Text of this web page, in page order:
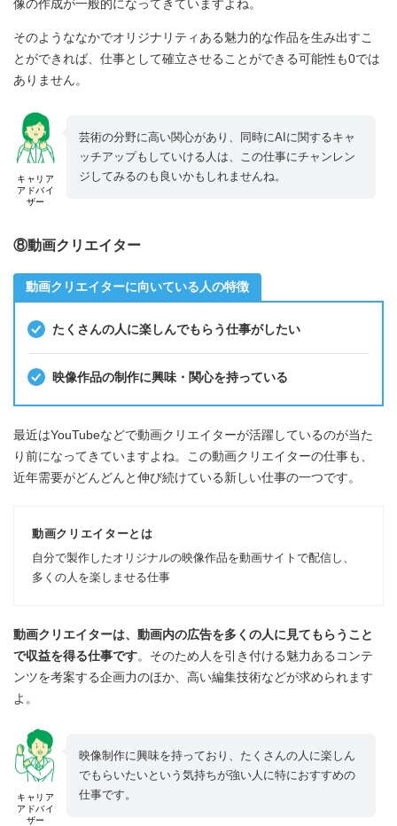
像の作成が一般的になってきていますよね。
そのようななかでオリジナリティある魅力的な作品を生み出すこ
とができれば、仕事として確立させることができる可能性も0では
ありません。
キャリア
アドバイ
ザー
芸術の分野に高い関心があり、同時にAIに関するキャ
ッチアップもしていける人は、この仕事にチャンレン
ジしてみるのも良いかもしれませんね。
⑧動画クリエイター
動画クリエイターに向いている人の特徴
たくさんの人に楽しんでもらう仕事がしたい
映像作品の制作に興味・関心を持っている
最近はYouTubeなどで動画クリエイターが活躍しているのが当た
り前になってきていますよね。この動画クリエイターの仕事も、
近年需要がどんどんと伸び続けている新しい仕事の一つです。
動画クリエイターとは
自分で製作したオリジナルの映像作品を動画サイトで配信し、
多くの人を楽しませる仕事
動画クリエイターは、動画内の広告を多くの人に見てもらうこと
で収益を得る仕事です。そのため人を引き付ける魅力あるコンテ
ンツを考案する企画力のほか、高い編集技術などが求められます
よ。
キャリア
アドバイ
ザー
映像制作に興味を持っており、たくさんの人に楽しん
でもらいたいという気持ちが強い人に特におすすめの
仕事です。